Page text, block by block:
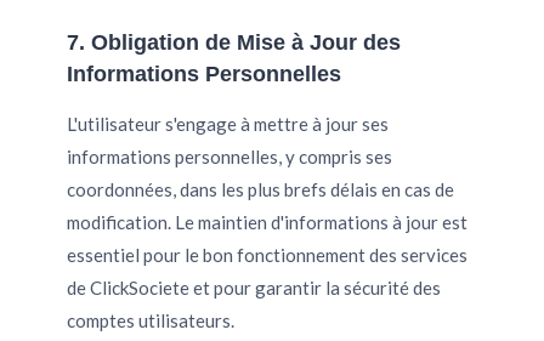
7. Obligation de Mise à Jour des
Informations Personnelles
L'utilisateur s'engage à mettre à jour ses
informations personnelles, y compris ses
coordonnées, dans les plus brefs délais en cas de
modification. Le maintien d'informations à jour est
essentiel pour le bon fonctionnement des services
de ClickSociete et pour garantir la sécurité des
comptes utilisateurs.